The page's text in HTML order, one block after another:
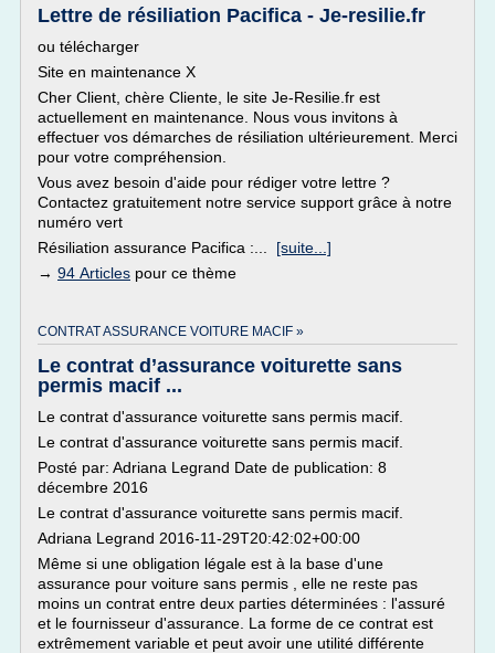
Lettre de résiliation Pacifica - Je-resilie.fr
ou télécharger
Site en maintenance X
Cher Client, chère Cliente, le site Je-Resilie.fr est
actuellement en maintenance. Nous vous invitons à
effectuer vos démarches de résiliation ultérieurement. Merci
pour votre compréhension.
Vous avez besoin d'aide pour rédiger votre lettre ?
Contactez gratuitement notre service support grâce à notre
numéro vert
Résiliation assurance Pacifica :... [suite...]
→ 94 Articles pour ce thème
CONTRAT ASSURANCE VOITURE MACIF »
Le contrat d’assurance voiturette sans
permis macif ...
Le contrat d'assurance voiturette sans permis macif.
Le contrat d'assurance voiturette sans permis macif.
Posté par: Adriana Legrand Date de publication: 8
décembre 2016
Le contrat d'assurance voiturette sans permis macif.
Adriana Legrand 2016-11-29T20:42:02+00:00
Même si une obligation légale est à la base d'une
assurance pour voiture sans permis , elle ne reste pas
moins un contrat entre deux parties déterminées : l'assuré
et le fournisseur d'assurance. La forme de ce contrat est
extrêmement variable et peut avoir une utilité différente